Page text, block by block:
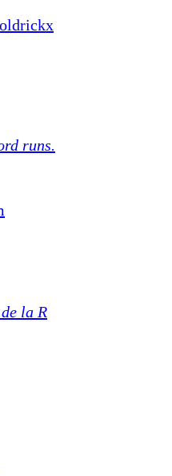
runs.
la R